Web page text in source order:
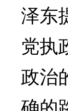
泽东
党执
政治